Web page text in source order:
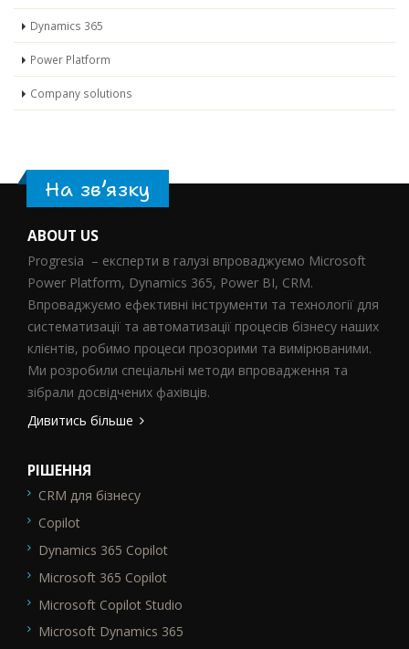
Dynamics 365
Power Platform
Company solutions
На зв’язку
ABOUT US
Progresia – експерти в галузі впроваджуємо Microsoft
Power Platform, Dynamics 365, Power BI, CRM.
Впроваджуємо ефективні інструменти та технології для
систематизації та автоматизації процесів бізнесу наших
клієнтів, робимо процеси прозорими та вимірюваними.
Ми розробили спеціальні методи впровадження та
зібрали досвідчених фахівців.
Дивитись більше
РІШЕННЯ
SEO_FTR1
CRM для бізнесу
Copilot
Dynamics 365 Copilot
Microsoft 365 Copilot
Microsoft Copilot Studio
Microsoft Dynamics 365